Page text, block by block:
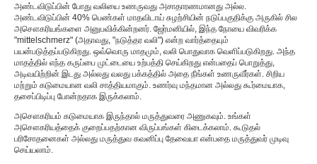
அண்டவிடுப்பின் போது வலியை உணருவது அசாதாரணமானது அல்ல.
அண்டவிடுப்பின் 40% பெண்கள் மாதவிடாய் சுழற்சியின் நடுப்பகுதிக்கு அருகில் சில
அசௌகரியங்களை அனுபவிக்கின்றனர். ஜேர்மனியில், இந்த நோயை விவரிக்க
"mittelschmerz" (அதாவது, "நடுத்தர வலி") என்ற வார்த்தையும்
பயன்படுத்தப்படுகிறது. ஒவ்வொரு மாதமும், வலி ​​பொதுவாக வெளிப்படுகிறது. அந்த
மாதத்தில் எந்த கருப்பை முட்டையை உற்பத்தி செய்கிறது என்பதைப் பொறுத்து,
அடிவயிற்றின் இடது அல்லது வலது பக்கத்தில் அதை நீங்கள் உணருவீர்கள். சிறிய
மற்றும் கடுமையான வலி சாத்தியமாகும். உணர்வு மந்தமான அல்லது கூர்மையாக,
தசைப்பிடிப்பு போன்றதாக இருக்கலாம்.
அசௌகரியம் கடுமையாக இருந்தால் மருத்துவரை அணுகவும். உங்கள்
அசௌகரியத்தைக் குறைப்பதற்கான விருப்பங்கள் கிடைக்கலாம். கூடுதல்
பரிசோதனைகள் அல்லது மருத்துவ கவனிப்பு தேவையா என்பதை மருத்துவர் முடிவு
செய்யலாம்.